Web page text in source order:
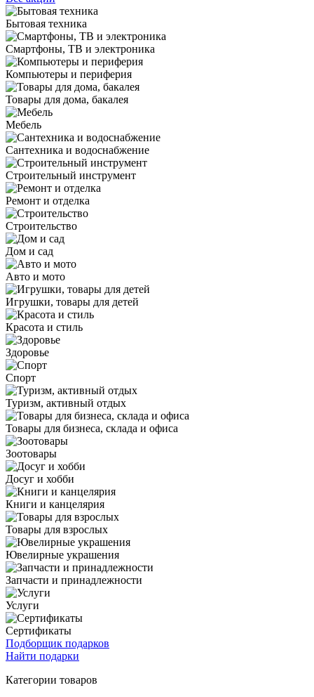
Бытовая техника
Смартфоны, ТВ и электроника
Компьютеры и периферия
Товары для дома, бакалея
Мебель
Сантехника и водоснабжение
Строительный инструмент
Ремонт и отделка
Строительство
Дом и сад
Авто и мото
Игрушки, товары для детей
Красота и стиль
Здоровье
Спорт
Туризм, активный отдых
Товары для бизнеса, склада и офиса
Зоотовары
Досуг и хобби
Книги и канцелярия
Товары для взрослых
Ювелирные украшения
Запчасти и принадлежности
Услуги
Сертификаты
Подборщик подарков
Найти подарки
Категории товаров